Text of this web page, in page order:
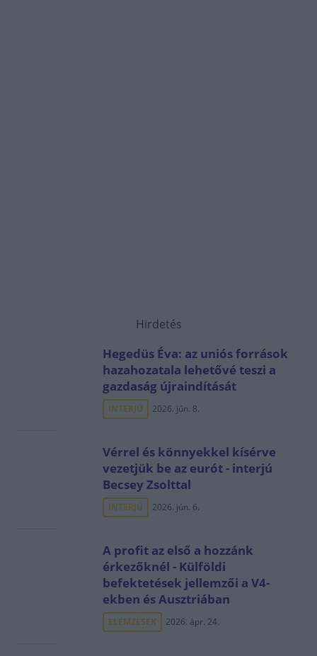
Hirdetés
Hegedüs Éva: az uniós források
hazahozatala lehetővé teszi a
gazdaság újraindítását
INTERJÚ 2026. jún. 8.
Vérrel és könnyekkel kísérve
vezetjük be az eurót - interjú
Becsey Zsolttal
INTERJÚ 2026. jún. 6.
A profit az első a hozzánk
érkezőknél - Külföldi
befektetések jellemzői a V4-
ekben és Ausztriában
ELEMZÉSEK 2026. ápr. 24.